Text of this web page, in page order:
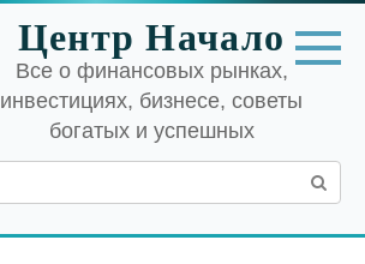
Центр Начало
Все о финансовых рынках,
инвестициях, бизнесе, советы
богатых и успешных